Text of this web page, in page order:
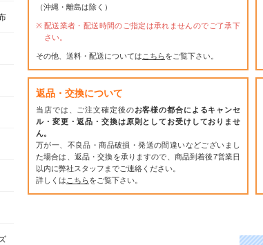
（沖縄・離島は除く）
配送業者・配送時間のご指定は承れませんのでご了承下
さい。
その他、送料・配送については こちらをご覧下さい。
返品・交換について
当店では、ご注文確定後のお客様の都合によるキャンセ
ル・変更・返品・交換は原則としてお受けしておりませ
ん。
万が一、不良品・商品破損・発送の間違いなどございまし
た場合は、返品・交換を承りますので、商品到着後7営業日
以内に弊社スタッフまでご連絡ください。
詳しくは こちらをご覧下さい。